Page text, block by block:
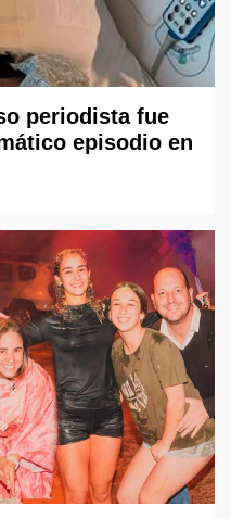
periodista fue
episodio en